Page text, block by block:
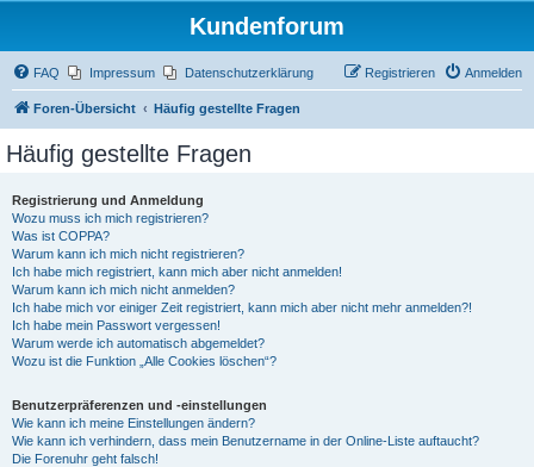
Kundenforum
FAQ Impressum Datenschutzerklärung Anmelden
Registrieren
Foren-Übersicht Häufig gestellte Fragen
Häufig gestellte Fragen
Registrierung und Anmeldung
Wozu muss ich mich registrieren?
Was ist COPPA?
Warum kann ich mich nicht registrieren?
Ich habe mich registriert, kann mich aber nicht anmelden!
Warum kann ich mich nicht anmelden?
Ich habe mich vor einiger Zeit registriert, kann mich aber nicht mehr anmelden?!
Ich habe mein Passwort vergessen!
Warum werde ich automatisch abgemeldet?
Wozu ist die Funktion „Alle Cookies löschen“?
Benutzerpräferenzen und -einstellungen
Wie kann ich meine Einstellungen ändern?
Wie kann ich verhindern, dass mein Benutzername in der Online-Liste auftaucht?
Die Forenuhr geht falsch!